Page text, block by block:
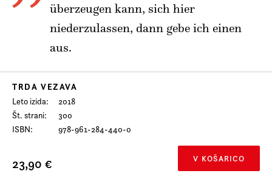
überzeugen kann, sich hier
niederzulassen, dann gebe ich einen
aus.
TRDA VEZAVA
Leto izida
2018
Št. strani
300
ISBN
978-961-284-440-0
23,90 € V KOŠARICO